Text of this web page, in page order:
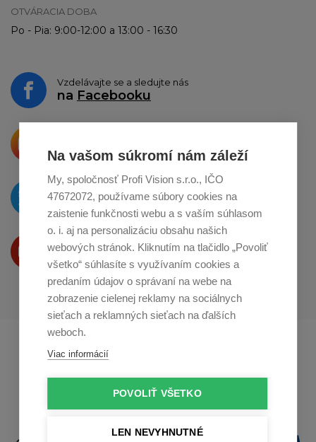
Na vašom súkromí nám záleží
My, spoločnosť Profi Vision s.r.o., IČO
47672072, používame súbory cookies na
zaistenie funkčnosti webu a s vaším súhlasom
o. i. aj na personalizáciu obsahu našich
webových stránok. Kliknutím na tlačidlo „Povoliť
všetko“ súhlasíte s využívaním cookies a
predaním údajov o správaní na webe na
zobrazenie cielenej reklamy na sociálnych
sieťach a reklamných sieťach na ďalších
weboch.
Viac informácií
POVOLIŤ VŠETKO
LEN NEVYHNUTNÉ
OTVÁRACIA DOBA
Po - Pia: 9:00-12:00 a 13:00 - 16:30
Vzdelávajte se a sledujte nás
na Facebooku
o zdieľanie naInstagrame
O novinkách píšeme
naTwitteri
Produkty Vám predstavujeme
na Youtube
Profikuchař.cz